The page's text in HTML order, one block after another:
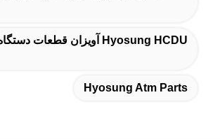
Hyosung HCDU آویزان قطعات دستگاه Hyosung HCDU آویزان قطعات دستگاه Hyosung HCDU
Hyosung Atm Parts